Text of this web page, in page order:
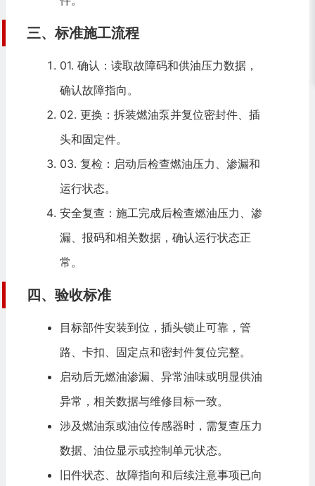
三、标准施工流程
01. 确认：读取故障码和供油压力数据，
确认故障指向。
02. 更换：拆装燃油泵并复位密封件、插
头和固定件。
03. 复检：启动后检查燃油压力、渗漏和
运行状态。
安全复查：施工完成后检查燃油压力、渗
漏、报码和相关数据，确认运行状态正
常。
四、验收标准
目标部件安装到位，插头锁止可靠，管
路、卡扣、固定点和密封件复位完整。
启动后无燃油渗漏、异常油味或明显供油
异常，相关数据与维修目标一致。
涉及燃油泵或油位传感器时，需复查压力
数据、油位显示或控制单元状态。
旧件状态、故障指向和后续注意事项已向